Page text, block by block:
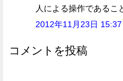
人による操作であるこ
2012年11月23日 15:37
コメントを投稿